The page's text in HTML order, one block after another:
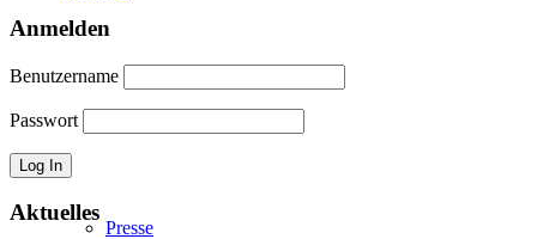
Presse
Anmelden
Benutzername
Passwort
Aktuelles